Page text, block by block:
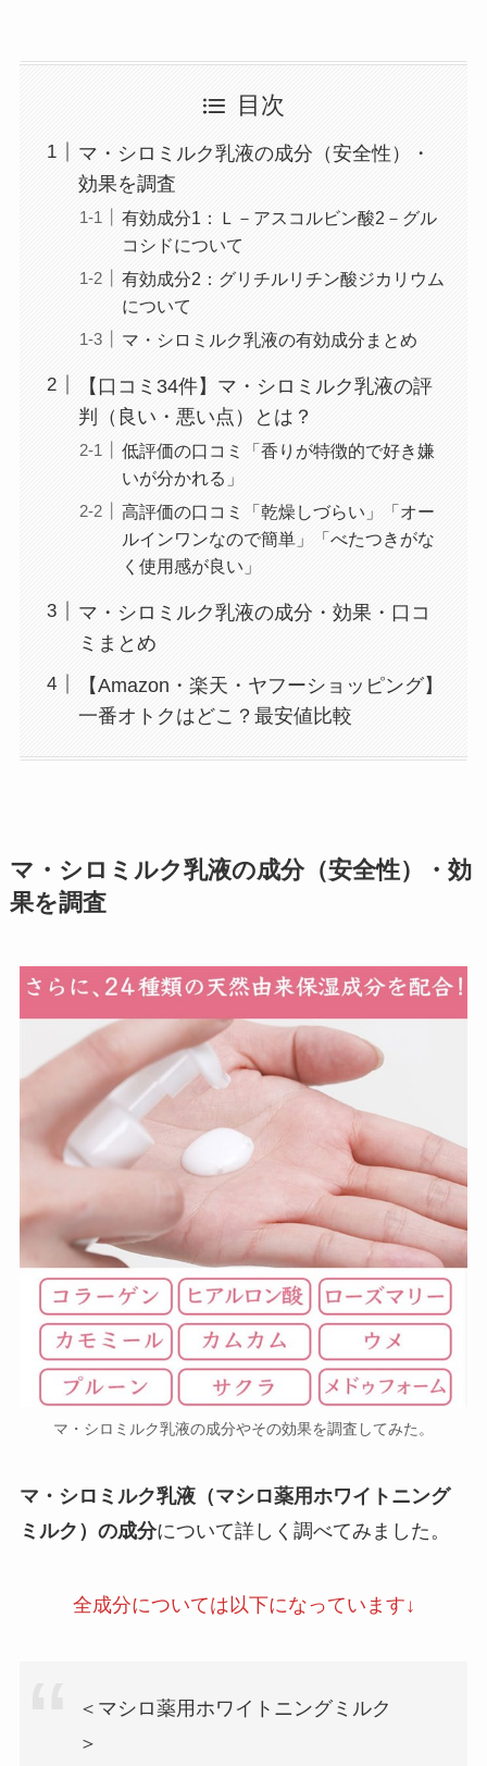
目次
マ・シロミルク乳液の成分（安全性）・
効果を調査
有効成分1：Ｌ－アスコルビン酸2－グル
コシドについて
有効成分2：グリチルリチン酸ジカリウム
について
マ・シロミルク乳液の有効成分まとめ
【口コミ34件】マ・シロミルク乳液の評
判（良い・悪い点）とは？
低評価の口コミ「香りが特徴的で好き嫌
いが分かれる」
高評価の口コミ「乾燥しづらい」「オー
ルインワンなので簡単」「べたつきがな
く使用感が良い」
マ・シロミルク乳液の成分・効果・口コ
ミまとめ
【Amazon・楽天・ヤフーショッピング】
一番オトクはどこ？最安値比較
マ・シロミルク乳液の成分（安全性）・効
果を調査
マ・シロミルク乳液の成分やその効果を調査してみた。
マ・シロミルク乳液（マシロ薬用ホワイトニング
ミルク）の成分について詳しく調べてみました。
全成分については以下になっています↓
＜マシロ薬用ホワイトニングミルク
＞